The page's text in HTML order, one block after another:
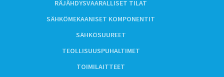
RÄJÄHDYSVAARALLISET TILAT
SÄHKÖMEKAANISET KOMPONENTIT
SÄHKÖSUUREET
TEOLLISUUSPUHALTIMET
TOIMILAITTEET